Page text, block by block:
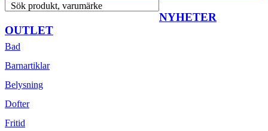
Sök produkt, varumärke
NYHETER
OUTLET
Bad
Barnartiklar
Belysning
Dofter
Fritid